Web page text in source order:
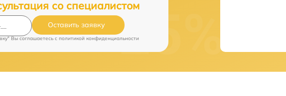
со специалистом
Оставить заявку
Вы соглашаетесь c политикой конфиденциальности